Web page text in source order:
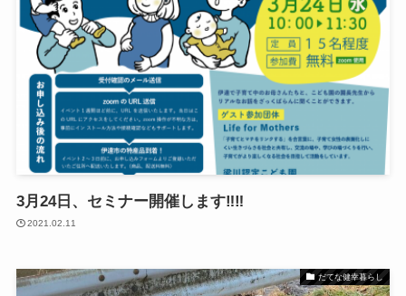
3月24日、セミナー開催します‼‼
2021.02.11
だてな健幸暮らし